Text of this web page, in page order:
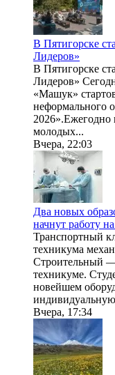
В Пятигорске
Лидеров»
В Пятигорске
Лидеров»
«Машук»
неформального
2026».Ежегодно
молодых...
Вчера, 22:03
Два новых
начнут работу
Транспортный
техникума
Строительный —
техникуме.
новейшем
Вчера, 17:34